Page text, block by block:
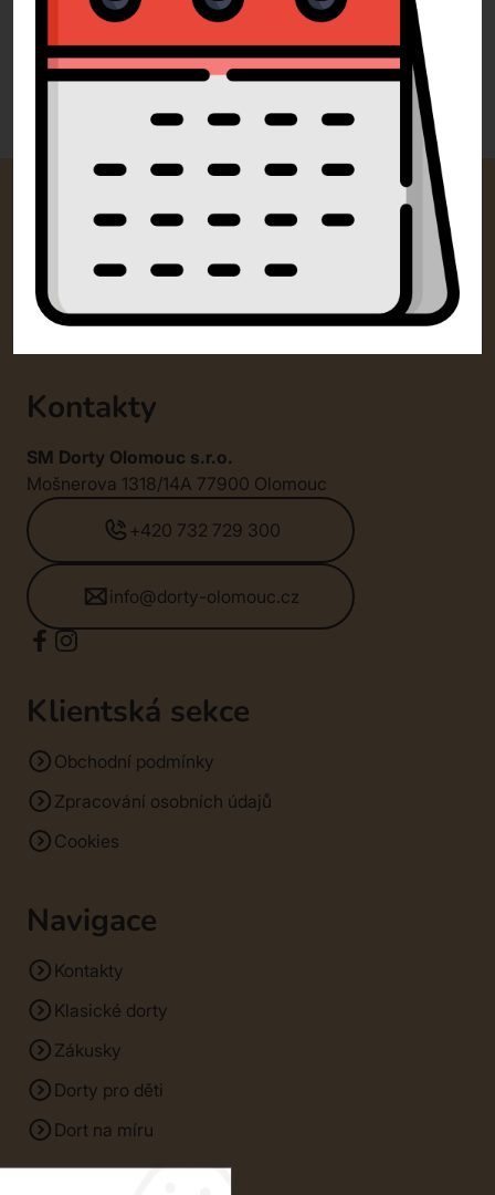
Doporučujeme Od nejlevnějšího Od nejdražšího
Kontakty
SM Dorty Olomouc s.r.o.
Mošnerova 1318/14A 77900 Olomouc
+420 732 729 300
info@dorty-olomouc.cz
Klientská sekce
Obchodní podmínky
Zpracování osobních údajů
Cookies
Navigace
Kontakty
Klasické dorty
Zákusky
Dorty pro děti
Dort na míru